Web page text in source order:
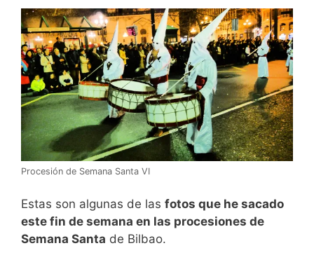
Procesión de Semana Santa VI
Estas son algunas de las fotos que he sacado
este fin de semana en las procesiones de
Semana Santa de Bilbao.